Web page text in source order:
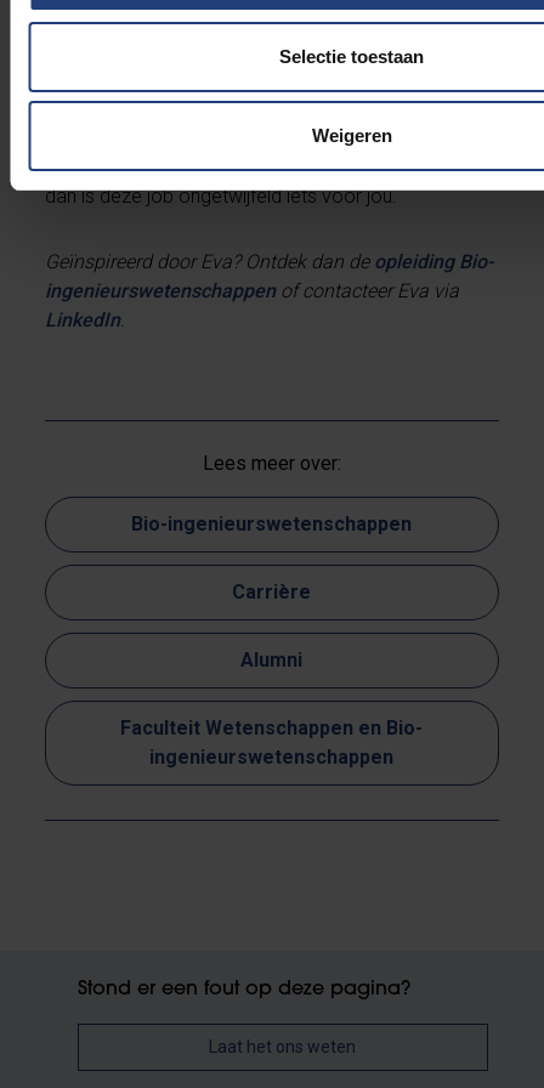
Selectie toestaan
Weigeren
binnenkrijgen.
maakt hem zo leuk. Elke dag is anders en verloopt
bijna nooit zoals je hem voorspeld had. Als je de
opleiding Bio-ingenieurswetenschappen leuk vond,
dan is deze job ongetwijfeld iets voor jou.
Geïnspireerd door Eva? Ontdek dan de opleiding Bio-
ingenieurswetenschappenof contacteer Eva via
LinkedIn.
Lees meer over:
Bio-ingenieurswetenschappen
Carrière
Alumni
Faculteit Wetenschappen en Bio-
ingenieurswetenschappen
Stond er een fout op deze pagina?
Laat het ons weten